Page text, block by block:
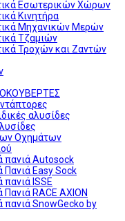
Εσωτερικών Χώρων
Κινητήρα
Μηχανικών Μερών
Τζαμιών
Τροχών και Ζαντών
αλυσίδες
Οχημάτων
πανιά Autosock
Πανιά Easy Sock
πανιά ISSE
Πανιά RACE AXION
πανιά SnowGecko by